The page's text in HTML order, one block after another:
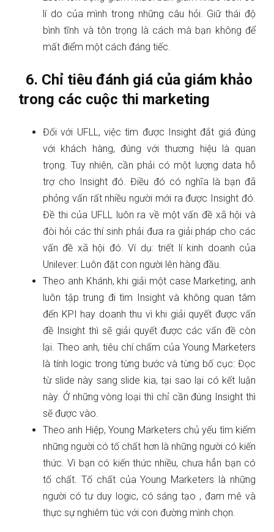
lí do của mình trong những câu hỏi. Giữ thái độ
bình tĩnh và tôn trọng là cách mà bạn không để
mất điểm một cách đáng tiếc.
6. Chỉ tiêu đánh giá của giám khảo
trong các cuộc thi marketing
Đối với UFLL, việc tìm được Insight đắt giá đúng
với khách hàng, đúng với thương hiệu là quan
trọng. Tuy nhiên, cần phải có một lượng data hỗ
trợ cho Insight đó. Điều đó có nghĩa là bạn đã
phỏng vấn rất nhiều người mới ra được Insight đó.
Đề thi của UFLL luôn ra về một vấn đề xã hội và
đòi hỏi các thí sinh phải đưa ra giải pháp cho các
vấn đề xã hội đó. Ví dụ: triết lí kinh doanh của
Unilever: Luôn đặt con người lên hàng đầu.
Theo anh Khánh, khi giải một case Marketing, anh
luôn tập trung đi tìm Insight và không quan tâm
đến KPI hay doanh thu vì khi giải quyết được vấn
đề Insight thì sẽ giải quyết được các vấn đề còn
lại. Theo anh, tiêu chí chấm của Young Marketers
là tính logic trong từng bước và từng bố cục: Đọc
từ slide này sang slide kia, tại sao lại có kết luận
này. Ở những vòng loại thì chỉ cần đúng Insight thì
sẽ được vào.
Theo anh Hiệp, Young Marketers chủ yếu tìm kiếm
những người có tố chất hơn là những người có kiến
thức. Vì bạn có kiến thức nhiều, chưa hẳn bạn có
tố chất. Tố chất của Young Marketers là những
người có tư duy logic, có sáng tạo , đam mê và
thực sự nghiêm túc với con đường mình chọn.